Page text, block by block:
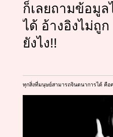
ก็เลยถามข้อมูล
ได้ อ้างอิงไม่ถู
ยังไง!!
ทุกสิ่งที่มนุษย์สามารถจินตนาการได้ คื